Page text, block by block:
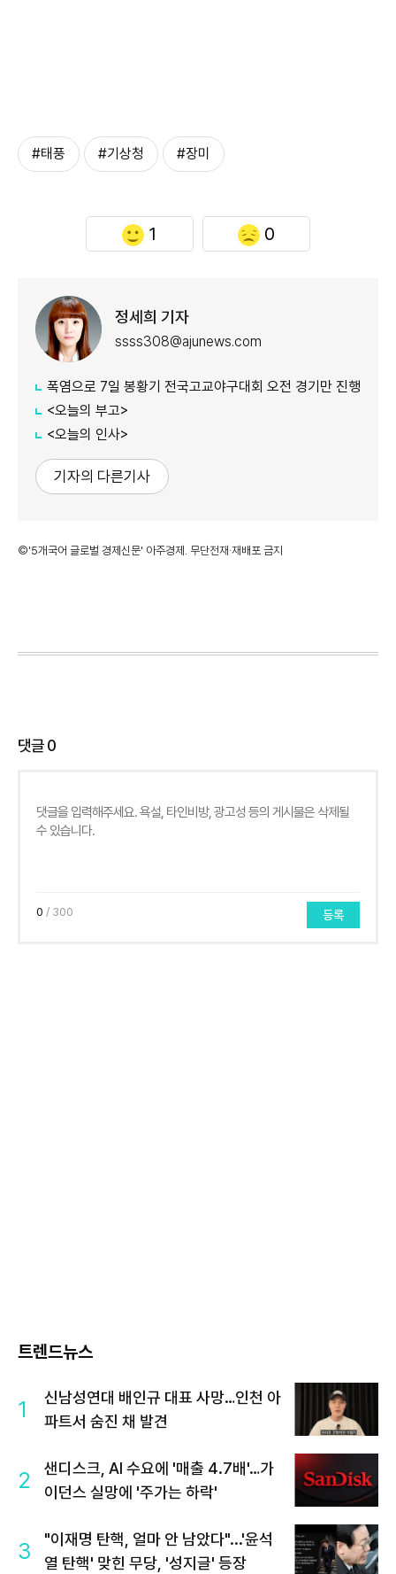
#태풍 #기상청 #장미
1 0
정세희 기자
ssss308@ajunews.com
폭염으로 7일 봉황기 전국고교야구대회 오전 경기만 진행
<오늘의 부고>
<오늘의 인사>
기자의 다른기사
©'5개국어 글로벌 경제신문' 아주경제. 무단전재·재배포 금지
댓글0
0 / 300 등록
트렌드뉴스
1
신남성연대 배인규 대표 사망…인천 아
파트서 숨진 채 발견
2
샌디스크, AI 수요에 '매출 4.7배'…가
이던스 실망에 '주가는 하락'
3
"이재명 탄핵, 얼마 안 남았다"...'윤석
열 탄핵' 맞힌 무당, '성지글' 등장